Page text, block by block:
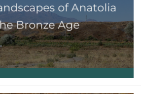
of Anatolia
Bronze Age